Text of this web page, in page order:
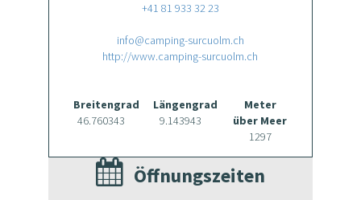
+41 81 933 32 23
info@camping-surcuolm.ch
http://www.camping-surcuolm.ch
Breitengrad
46.760343
Längengrad
9.143943
Meter
über Meer
1297
Öffnungszeiten